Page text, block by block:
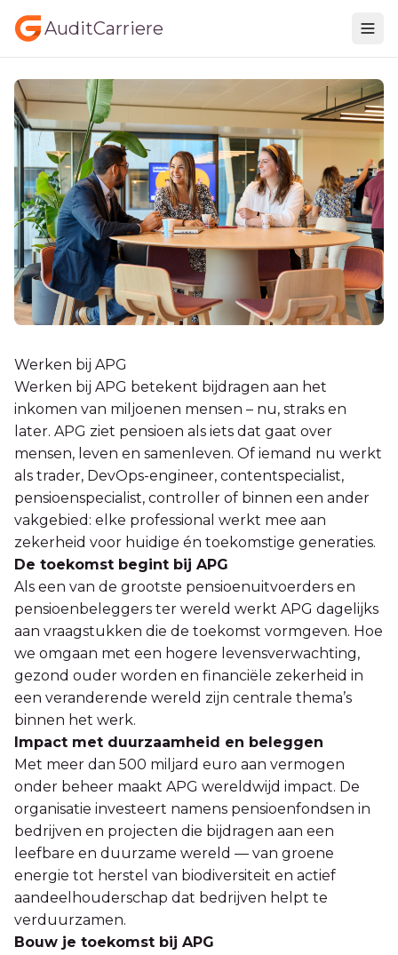
AuditCarriere
Werken bij APG
Werken bij APG betekent bijdragen aan het
inkomen van miljoenen mensen – nu, straks en
later. APG ziet pensioen als iets dat gaat over
mensen, leven en samenleven. Of iemand nu werkt
als trader, DevOps-engineer, contentspecialist,
pensioenspecialist, controller of binnen een ander
vakgebied: elke professional werkt mee aan
zekerheid voor huidige én toekomstige generaties.
De toekomst begint bij APG
Als een van de grootste pensioenuitvoerders en
pensioenbeleggers ter wereld werkt APG dagelijks
aan vraagstukken die de toekomst vormgeven. Hoe
we omgaan met een hogere levensverwachting,
gezond ouder worden en financiële zekerheid in
een veranderende wereld zijn centrale thema’s
binnen het werk.
Impact met duurzaamheid en beleggen
Met meer dan 500 miljard euro aan vermogen
onder beheer maakt APG wereldwijd impact. De
organisatie investeert namens pensioenfondsen in
bedrijven en projecten die bijdragen aan een
leefbare en duurzame wereld — van groene
energie tot herstel van biodiversiteit en actief
aandeelhouderschap dat bedrijven helpt te
verduurzamen.
Bouw je toekomst bij APG